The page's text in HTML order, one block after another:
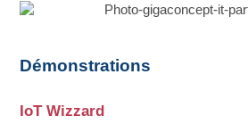
Démonstrations
IoT Wizzard